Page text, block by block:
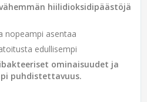
hiilidioksidipäästöjä
nopeampi asentaa
edullisempi
ominaisuudet ja
puhdistettavuus.